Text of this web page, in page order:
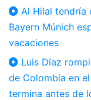
Al Hilal tendría
Bayern Múnich
vacaciones
Luis Díaz
de Colombia en
termina antes de